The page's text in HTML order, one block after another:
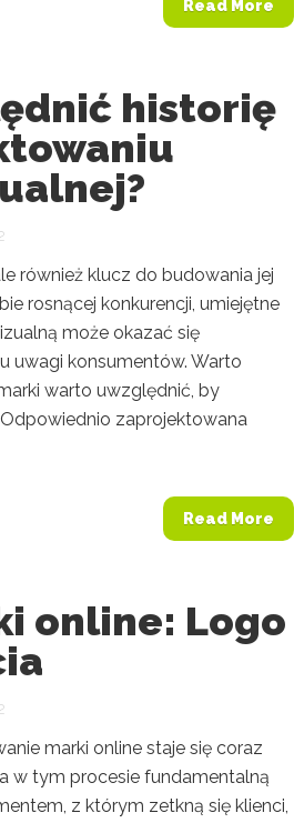
Read More
historię
również klucz do budowania jej
rosnącej konkurencji, umiejętne
może okazać się
uwagi konsumentów. Warto
warto uwzględnić, by
zaprojektowana
Read More
online: Logo
marki online staje się coraz
w tym procesie fundamentalną
z którym zetkną się klienci,